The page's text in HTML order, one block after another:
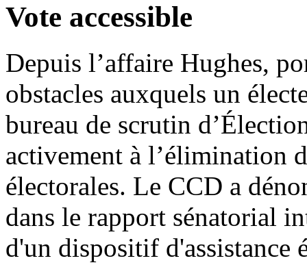
Vote accessible
Depuis l’affaire Hughes,
obstacles auxquels un
bureau de scrutin
activement à l’élimination
électorales. Le CCD a
dans le rapport sénatorial
d'un dispositif d'assistance